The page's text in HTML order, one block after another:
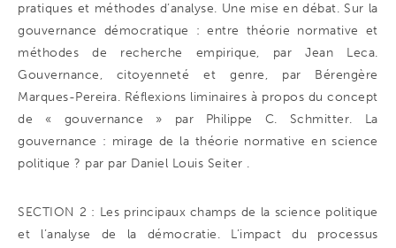
pratiques et méthodes d’analyse. Une mise en débat. Sur la
gouvernance démocratique : entre théorie normative et
méthodes de recherche empirique, par Jean Leca.
Gouvernance, citoyenneté et genre, par Bérengère
Marques-Pereira. Réflexions liminaires à propos du concept
de « gouvernance » par Philippe C. Schmitter. La
gouvernance : mirage de la théorie normative en science
politique ? par par Daniel Louis Seiter .
SECTION 2 : Les principaux champs de la science politique
et l’analyse de la démocratie. L’impact du processus